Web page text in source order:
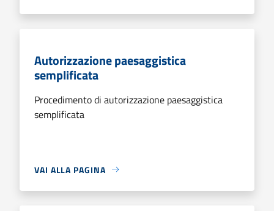
Autorizzazione paesaggistica
semplificata
Procedimento di autorizzazione paesaggistica
semplificata
VAI ALLA PAGINA